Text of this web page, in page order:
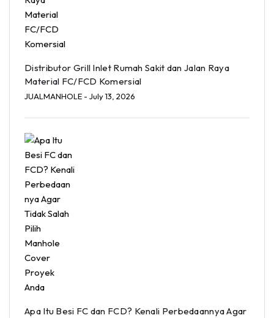
Distributor Grill Inlet Rumah Sakit dan Jalan Raya
Material FC/FCD Komersial
JUALMANHOLE - July 13, 2026
Apa Itu Besi FC dan FCD? Kenali Perbedaannya Agar